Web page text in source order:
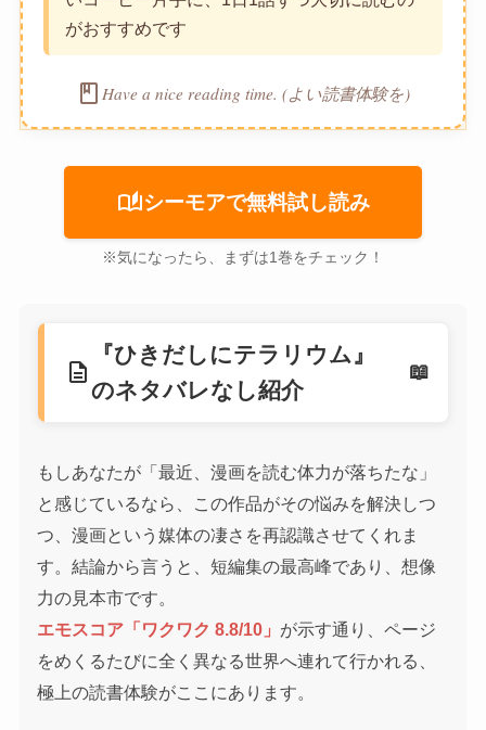
がおすすめです
book Have a nice reading time. (よい読書体験を)
auto_storiesシーモアで無料試し読み
※気になったら、まずは1巻をチェック！
description
『ひきだしにテラリウム』
のネタバレなし紹介
もしあなたが「最近、漫画を読む体力が落ちたな」
と感じているなら、この作品がその悩みを解決しつ
つ、漫画という媒体の凄さを再認識させてくれま
す。結論から言うと、短編集の最高峰であり、想像
力の見本市です。
エモスコア「ワクワク 8.8/10」 が示す通り、ページ
をめくるたびに全く異なる世界へ連れて行かれる、
極上の読書体験がここにあります。